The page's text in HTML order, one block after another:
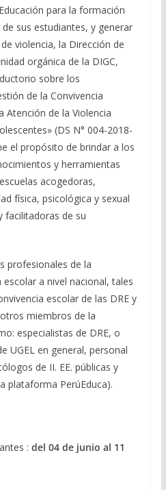
para la formación
sus estudiantes, y generar
violencia, la Dirección de
orgánica de la DIGC,
sobre los
de la Convivencia
Atención de la Violencia
(DS N° 004-2018-
el propósito de brindar a los
y herramientas
acogedoras,
física, psicológica y sexual
facilitadoras de su
profesionales de la
a nivel nacional, tales
escolar de las DRE y
miembros de la
especialistas de DRE, o
UGEL en general, personal
de II. EE. públicas y
plataforma PerúEduca).
: del 04 de junio al 11